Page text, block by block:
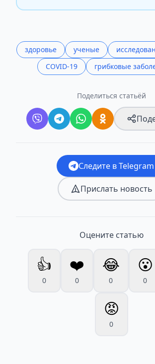
здоровье ученые
COVID-19
грибковые
Поделиться статьёй
Следите в Telegram
Прислать новость
Оцените статью
👍
0
❤️
0
😂
0
😮
0
😡
0